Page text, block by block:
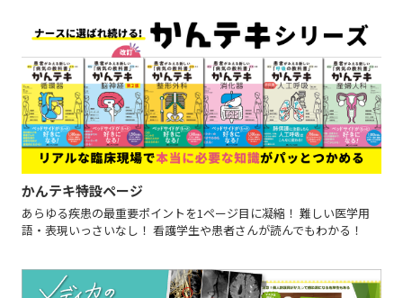
かんテキ特設ページ
あらゆる疾患の最重要ポイントを1ページ目に凝縮！ 難しい医学用
語・表現いっさいなし！ 看護学生や患者さんが読んでもわかる！